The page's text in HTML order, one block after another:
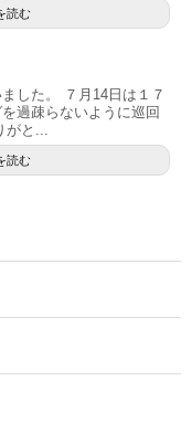
読む
した。 ７月14日は１７
過疎らないように巡回
がと...
読む